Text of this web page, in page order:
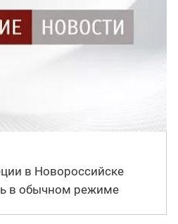
в Новороссийске
в обычном режиме